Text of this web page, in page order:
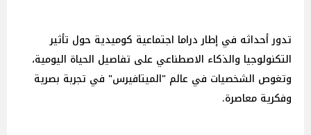
تدور أحداثه في إطار دراما اجتماعية كوميدية حول تأثير
التكنولوجيا والذكاء الاصطناعي على تفاصيل الحياة اليومية،
وتغوص الشخصيات في عالم "الميتافيرس" في تجربة بصرية
وفكرية معاصرة.